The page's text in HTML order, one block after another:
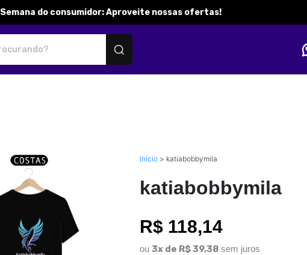
Semana do consumidor: Aproveite nossas ofertas!
Início > katiabobbymila
katiabobbymila
R$ 118,14
ou 3x de R$ 39,38 sem juros